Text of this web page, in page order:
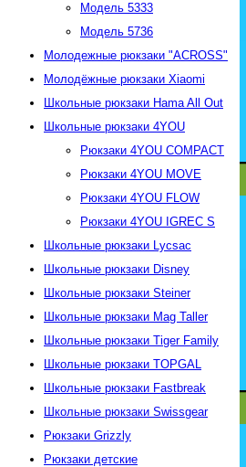
Модель 5333
Модель 5736
Молодежные рюкзаки "АСROSS"
Молодёжные рюкзаки Xiaomi
Школьные рюкзаки Hama All Out
Школьные рюкзаки 4YOU
Рюкзаки 4YOU СOMPACT
Рюкзаки 4YOU MOVE
Рюкзаки 4YOU FLOW
Рюкзаки 4YOU IGREC S
Школьные рюкзаки Lycsac
Школьные рюкзаки Disney
Школьные рюкзаки Steiner
Школьные рюкзаки Mag Taller
Школьные рюкзаки Tiger Family
Школьные рюкзаки TOPGAL
Школьные рюкзаки Fastbreak
Школьные рюкзаки Swissgear
Рюкзаки Grizzly
Рюкзаки детские